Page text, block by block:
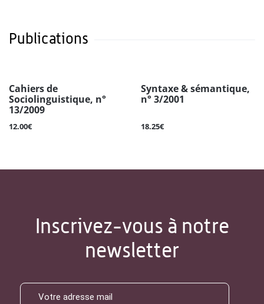
Publications
Cahiers de
Sociolinguistique, n°
13/2009
12.00€
Syntaxe & sémantique,
n° 3/2001
18.25€
Inscrivez-vous à notre
newsletter